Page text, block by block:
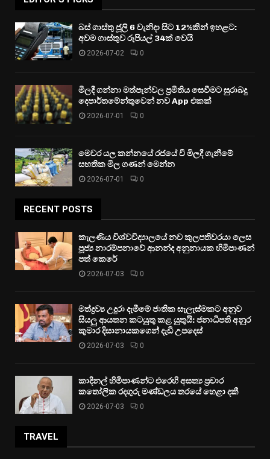
බස් ගාස්තු ජූලි 6 වැනිදා සිට 12%කින් ඉහළට:
අවම ගාස්තුව රුපියල් 34ක් වෙයි
2026-07-02 0
මිලදී ගන්නා මත්පැන්වල ප්‍රමිතිය සෙවීමට සුරාබදු
දෙපාර්තමේන්තුවෙන් නව App එකක්
2026-07-01 0
මෙවර යල කන්නයේ රජයේ වී මිලදී ගැනීමේ
සහතික මිල ගණන් මෙන්න
2026-07-01 0
RECENT POSTS
කැලණිය විශ්වවිද්‍යාලයේ නව කුලපතිවරයා ලෙස
පූජ්‍ය නාරම්පනාවේ ආනන්ද අනුනායක හිමිපාණන්
පත් කෙරේ
2026-07-03 0
මත්ද්‍රව්‍ය උදුරා දැමීමේ ජාතික සැලැස්මකට අනුව
සියලු ආයතන කටයුතු කළ යුතුයි: ජනාධිපති අනුර
කුමාර දිසානායකගෙන් දැඩි උපදෙස්
2026-07-03 0
කාදිනල් හිමිපාණන්ට එරෙහි අසත්‍ය ප්‍රචාර
කතෝලික රදගුරු මණ්ඩලය තරයේ හෙළා දකී
2026-07-03 0
TRAVEL